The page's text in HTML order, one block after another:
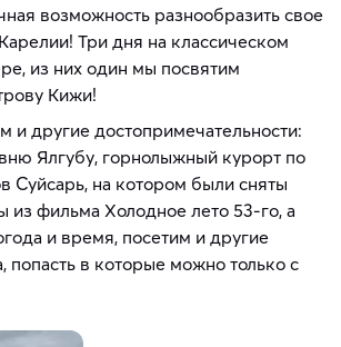
возможность разнообразить свое
Три дня на классическом
из них один мы посвятим
Кижи!
и другие достопримечательности:
Ялгубу, горнолыжный курорт по
Суйсарь, на котором были сняты
из фильма Холодное лето 53-го, а
и время, посетим и другие
попасть в которые можно только с